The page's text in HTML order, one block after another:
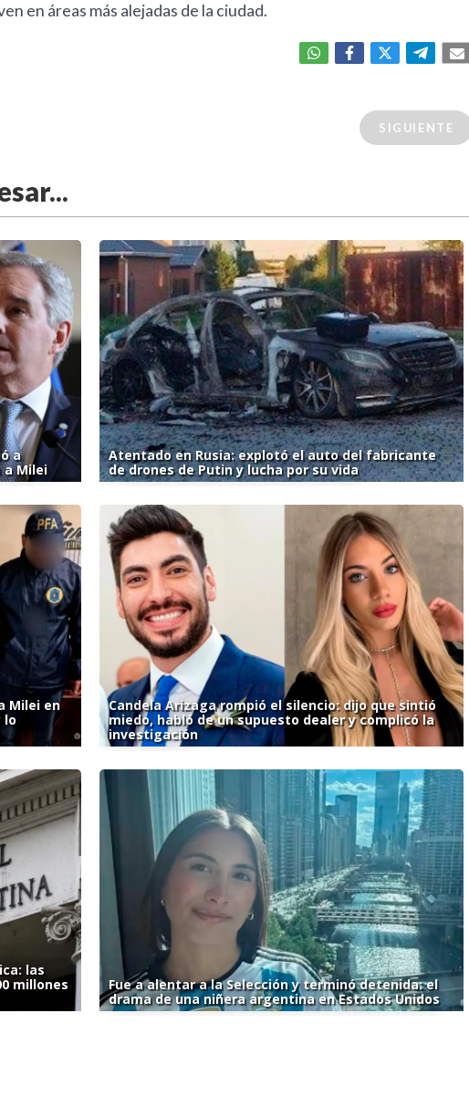
en áreas más alejadas de la ciudad.
SIGUIENTE
a
a Milei
Atentado en Rusia: explotó el auto del fabricante
de drones de Putin y lucha por su vida
Milei en
lo
Candela Arizaga rompió el silencio: dijo que sintió
miedo, habló de un supuesto dealer y complicó la
investigación
las
millones
Fue a alentar a la Selección y terminó detenida: el
drama de una niñera argentina en Estados Unidos